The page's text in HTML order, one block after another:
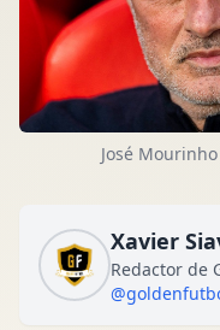
José
Xavier
Redactor de